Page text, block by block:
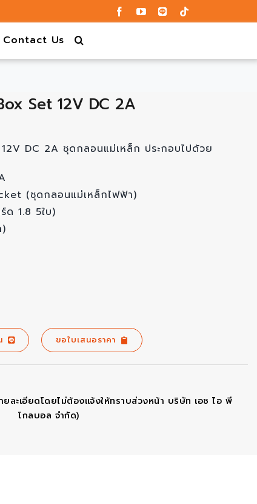
Contact Us
Set 12V DC 2A
DC 2A ชุดกลอนแม่เหล็ก ประกอบไปด้วย
(ชุดกลอนแม่เหล็กไฟฟ้า)
ด 1.8 5ใบ)
ขอใบเสนอราคา
ละเอียดโดยไม่ต้องแจ้งให้ทราบส่วงหน้า บริษัท เอช ไอ พี
โกลบอล จำกัด)